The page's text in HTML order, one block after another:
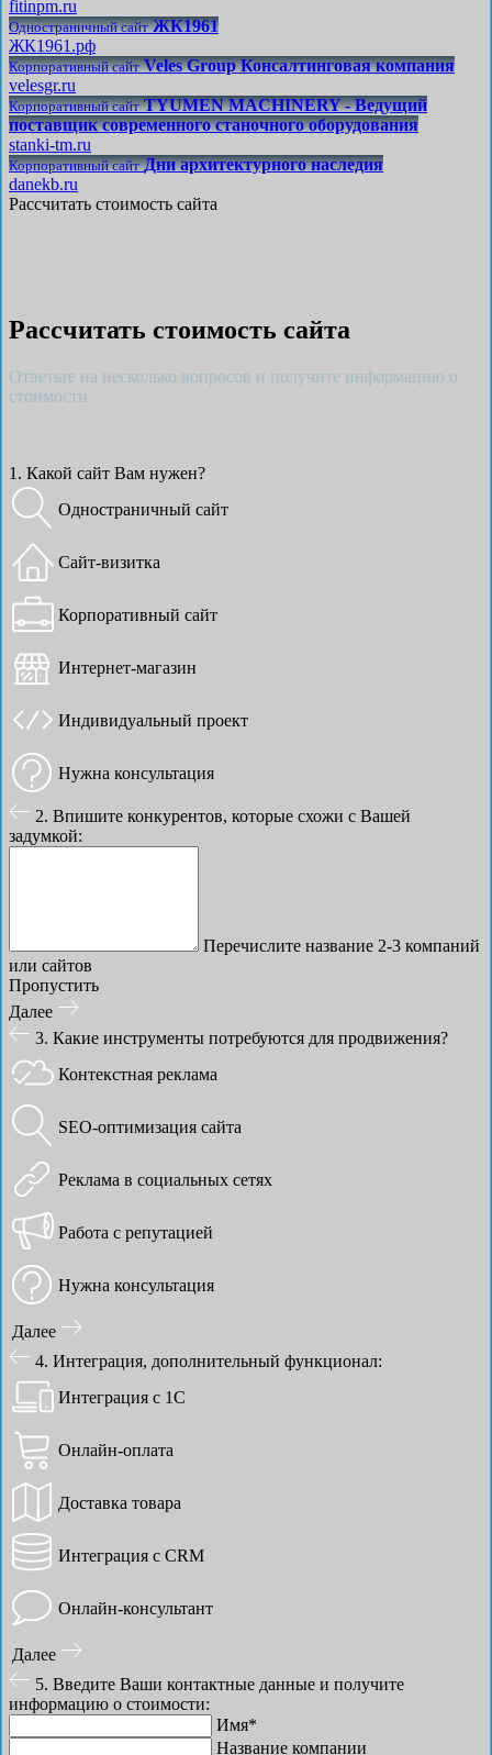
fitinpm.ru
Одностраничный сайт ЖК1961
ЖК1961.рф
Корпоративный сайт Veles Group Консалтинговая компания
velesgr.ru
Корпоративный сайт TYUMEN MACHINERY - Ведущий
поставщик современного станочного оборудования
stanki-tm.ru
Корпоративный сайт Дни архитектурного наследия
danekb.ru
Рассчитать стоимость сайта
Рассчитать стоимость сайта
Ответьте на несколько вопросов и получите информацию о
стоимости
1. Какой сайт Вам нужен?
Одностраничный сайт
Сайт-визитка
Корпоративный сайт
Интернет-магазин
Индивидуальный проект
Нужна консультация
2. Впишите конкурентов, которые схожи с Вашей
задумкой:
Перечислите название 2-3 компаний
или сайтов
Пропустить
Далее
3. Какие инструменты потребуются для продвижения?
Контекстная реклама
SEO-оптимизация сайта
Реклама в социальных сетях
Работа с репутацией
Нужна консультация
Далее
4. Интеграция, дополнительный функционал:
Интеграция с 1С
Онлайн-оплата
Доставка товара
Интеграция с CRM
Онлайн-консультант
Далее
5. Введите Ваши контактные данные и получите
информацию о стоимости:
Имя*
Название компании